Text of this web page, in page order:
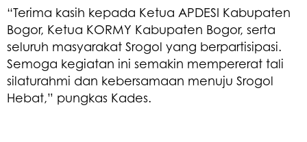
“Terima kasih kepada Ketua APDESI Kabupaten
Bogor, Ketua KORMY Kabupaten Bogor, serta
seluruh masyarakat Srogol yang berpartisipasi.
Semoga kegiatan ini semakin mempererat tali
silaturahmi dan kebersamaan menuju Srogol
Hebat,” pungkas Kades.